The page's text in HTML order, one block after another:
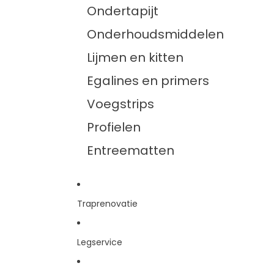
Ondertapijt
Onderhoudsmiddelen
Lijmen en kitten
Egalines en primers
Voegstrips
Profielen
Entreematten
Traprenovatie
Legservice